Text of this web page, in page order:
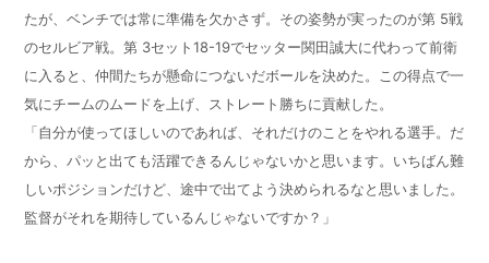
たが、ベンチでは常に準備を欠かさず。その姿勢が実ったのが第 5戦
のセルビア戦。第 3セット18-19でセッター関田誠大に代わって前衛
に入ると、仲間たちが懸命につないだボールを決めた。この得点で一
気にチームのムードを上げ、ストレート勝ちに貢献した。
「自分が使ってほしいのであれば、それだけのことをやれる選手。だ
から、パッと出ても活躍できるんじゃないかと思います。いちばん難
しいポジションだけど、途中で出てよう決められるなと思いました。
監督がそれを期待しているんじゃないですか？」